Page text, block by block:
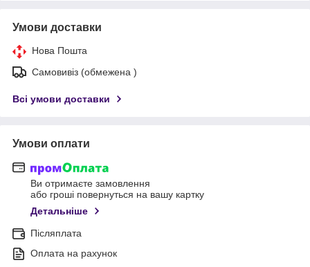
Умови доставки
Нова Пошта
Самовивіз (обмежена )
Всі умови доставки
Умови оплати
Ви отримаєте замовлення
або гроші повернуться на вашу картку
Детальніше
Післяплата
Оплата на рахунок